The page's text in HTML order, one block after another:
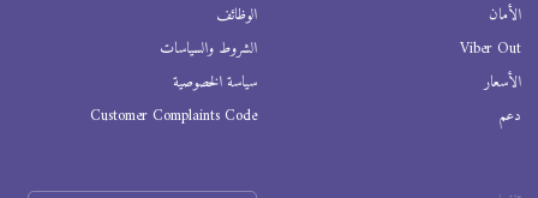
الأمان
Viber Out
الأسعار
دعم
الوظائف
الشروط والسياسات
سياسة الخصوصية
Customer Complaints Code